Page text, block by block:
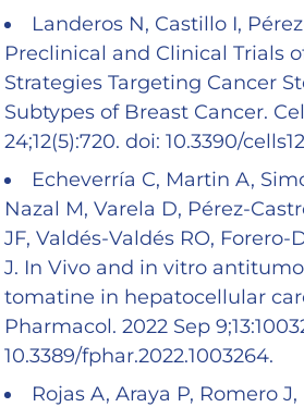
Landeros N, Castillo I,
Preclinical and Clinical Trials
Strategies Targeting Cancer
Subtypes of Breast Cancer.
24;12(5):720. doi: 10.3390/
Echeverría C, Martin A,
Nazal M, Varela D, Pérez-
JF, Valdés-Valdés RO, Forero-
J. In Vivo and in vitro
tomatine in hepatocellular
Pharmacol. 2022 Sep
10.3389/fphar.2022.1003264.
Rojas A, Araya P, Romero